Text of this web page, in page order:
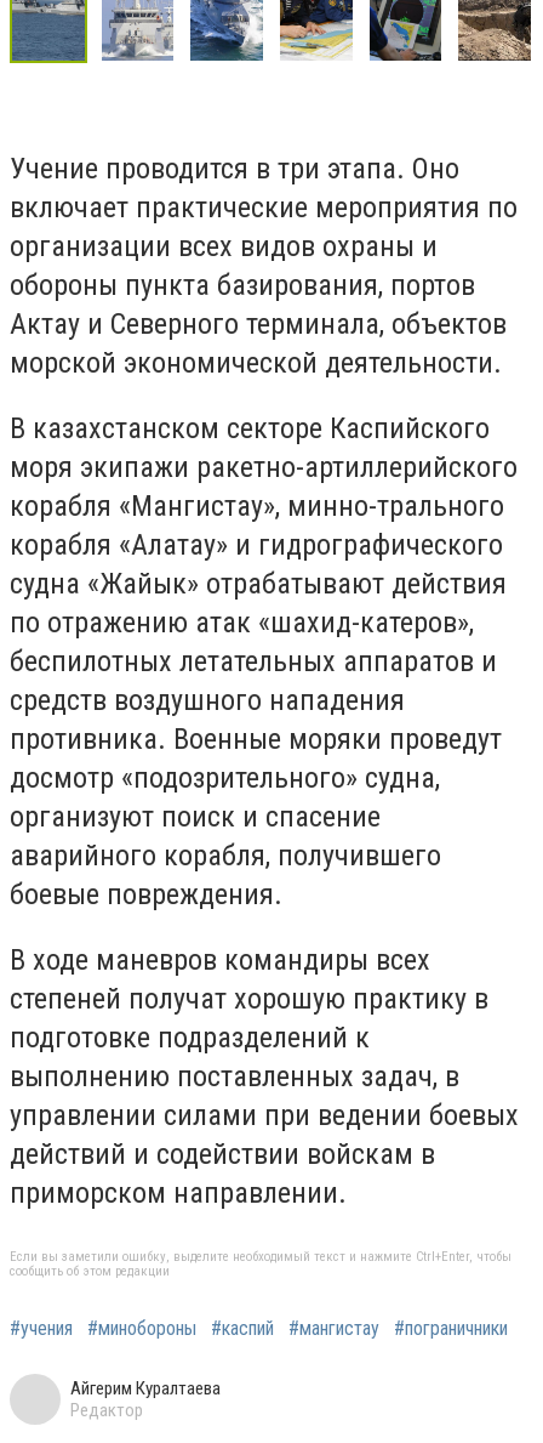
Учение проводится в три этапа. Оно
включает практические мероприятия по
организации всех видов охраны и
обороны пункта базирования, портов
Актау и Северного терминала, объектов
морской экономической деятельности.
В казахстанском секторе Каспийского
моря экипажи ракетно-артиллерийского
корабля «Мангистау», минно-трального
корабля «Алатау» и гидрографического
судна «Жайык» отрабатывают действия
по отражению атак «шахид-катеров»,
беспилотных летательных аппаратов и
средств воздушного нападения
противника. Военные моряки проведут
досмотр «подозрительного» судна,
организуют поиск и спасение
аварийного корабля, получившего
боевые повреждения.
В ходе маневров командиры всех
степеней получат хорошую практику в
подготовке подразделений к
выполнению поставленных задач, в
управлении силами при ведении боевых
действий и содействии войскам в
приморском направлении.
Если вы заметили ошибку, выделите необходимый текст и нажмите Ctrl+Enter, чтобы
сообщить об этом редакции
#учения #минобороны #каспий #мангистау #пограничники
Айгерим Куралтаева
Редактор